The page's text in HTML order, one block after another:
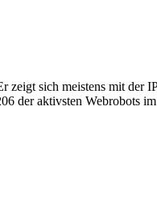
zeigt sich meistens mit der
der aktivsten Webrobots